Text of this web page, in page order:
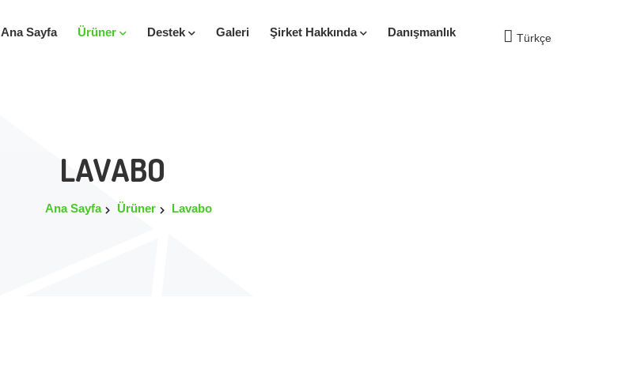
Ana Sayfa Ürüner Destek Galeri Şirket Hakkında Danışmanlık Türkçe
LAVABO
Ana Sayfa Ürüner Lavabo